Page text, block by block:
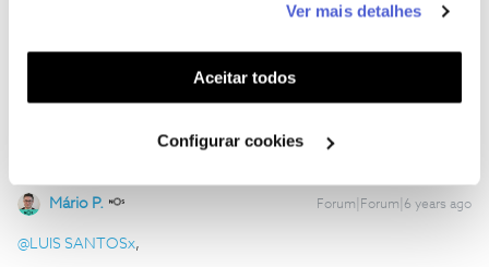
funcionalidades (cookies de personalização e
funcionalidade) e adaptar anúncios aos seus interesses
(cookies de publicidade personalizada). Pode gerir a
utilização dos cookies clicando em "Configurar
Ver mais detalhes
Aceitar todos
Configurar cookies
entrei com os meus dados da nos e deu. mas a app nao da!
Mário P. Forum|Forum|6 years ago
@LUIS SANTOSx,